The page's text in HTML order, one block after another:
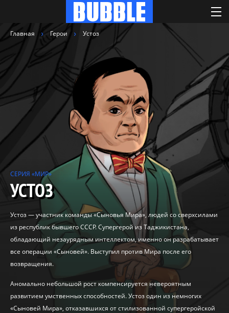
Главная Герои Устоз
СЕРИЯ «МИР»
УСТОЗ
Устоз — участник команды «Сыновья Мира», людей со сверхсилами
из республик бывшего СССР. Супергерой из Таджикистана,
обладающий незаурядным интеллектом, именно он разрабатывает
все операции «Сыновей». Выступил против Мира после его
возвращения.
Аномально небольшой рост компенсируется невероятным
развитием умственных способностей. Устоз один из немногих
«Сыновей Мира», отказавшихся от стилизованной супергеройской